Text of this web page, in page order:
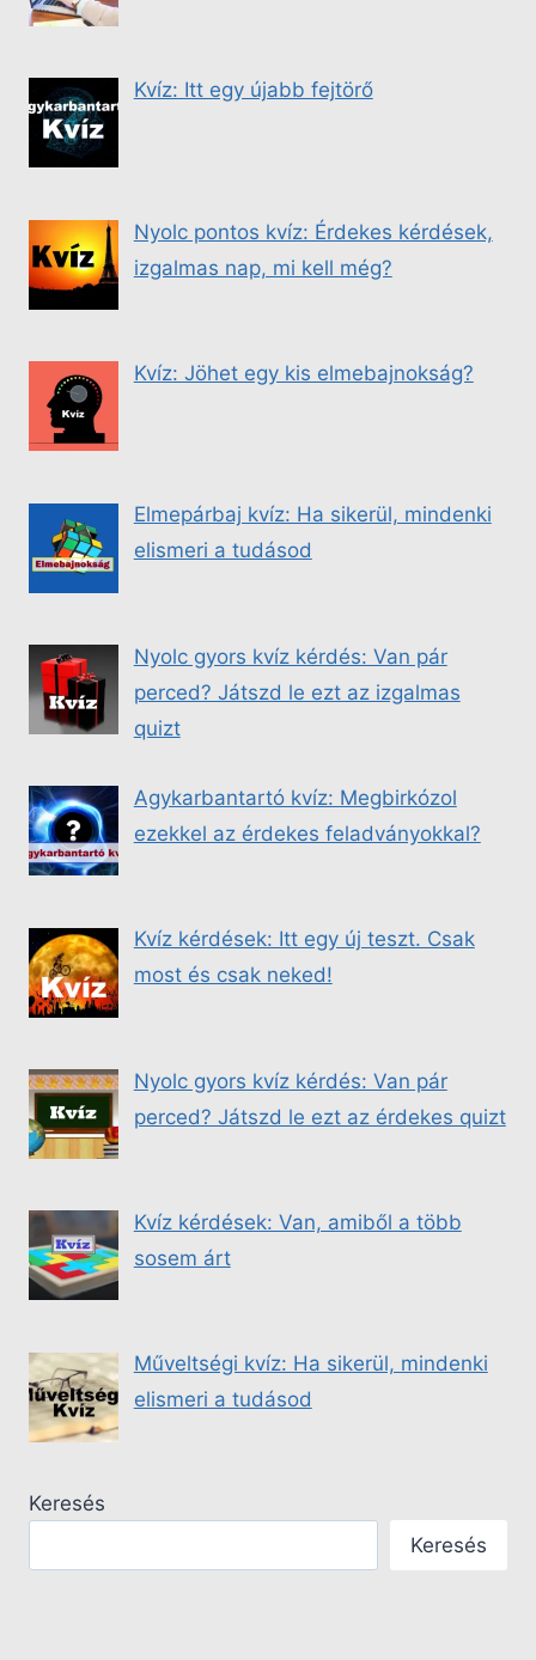
Kvíz: Itt egy újabb fejtörő
Nyolc pontos kvíz: Érdekes kérdések,
izgalmas nap, mi kell még?
Kvíz: Jöhet egy kis elmebajnokság?
Elmepárbaj kvíz: Ha sikerül, mindenki
elismeri a tudásod
Nyolc gyors kvíz kérdés: Van pár
perced? Játszd le ezt az izgalmas
quizt
Agykarbantartó kvíz: Megbirkózol
ezekkel az érdekes feladványokkal?
Kvíz kérdések: Itt egy új teszt. Csak
most és csak neked!
Nyolc gyors kvíz kérdés: Van pár
perced? Játszd le ezt az érdekes quizt
Kvíz kérdések: Van, amiből a több
sosem árt
Műveltségi kvíz: Ha sikerül, mindenki
elismeri a tudásod
Keresés
Keresés